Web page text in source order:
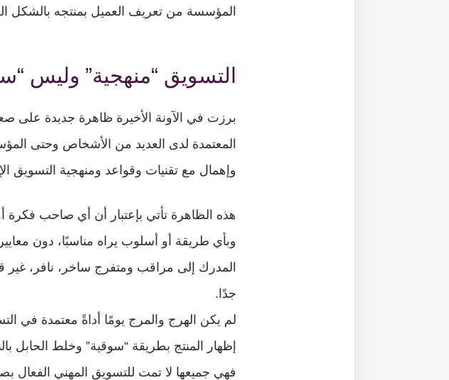
المؤسسة من تعريف العميل بمنتجه بالشكل
التسويق “منهجية” وليس
برزت في الآونة الأخيرة ظاهرة جديدة على
المعتمدة لدى العديد من الأشخاص وحتى
وإهمال مع تقنيات وقواعد ومنهجية التسويق
هذه الظاهرة تأتي بإعتبار أن أي صاحب
وبأي طريقة أو أسلوب يراه مناسبًا، دون
المدرك إلى مراقب ومتفرج ساخر، نافر، غير
جدًا.
لم يكن الهرج والمرج يومًا أداةً معتمدة في
إظهار المنتج بطريقة “سوقية” وخلط الحابل
فهي جميعها لا تمت للتسويق المهني الفعال